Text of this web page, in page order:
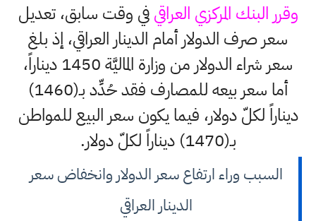
وقرر البنك المركزي العراقيفي وقت سابق، تعديل
سعر صرف الدولار أمام الدينار العراقي، إذ بلغ
سعر شراء الدولار من وزارة الماليَّة 1450 ديناراً،
أما سعر بيعه للمصارف فقد حُدِّد بـ(1460)
ديناراً لكلّ دولار، فيما يكون سعر البيع للمواطن
بـ(1470) ديناراً لكلّ دولار.
السبب وراء ارتفاع سعر الدولار وانخفاض سعر
الدينار العراقي